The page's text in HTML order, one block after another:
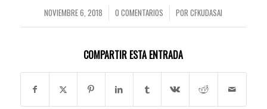
NOVIEMBRE 6, 2018
/ 0 COMENTARIOS
/ PORCFKUDASAI
COMPARTIR ESTA ENTRADA